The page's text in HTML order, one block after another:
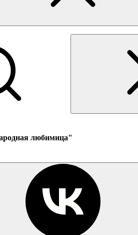
любимица"